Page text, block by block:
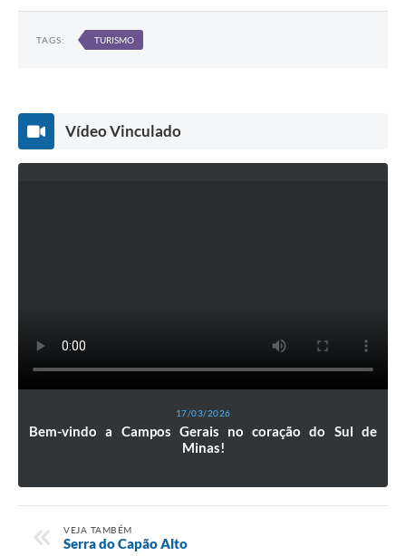
TAGS: TURISMO
Vídeo Vinculado
17/03/2026
Bem-vindo a Campos Gerais no coração do Sul de
Minas!
VEJA TAMBÉM
Serra do Capão Alto